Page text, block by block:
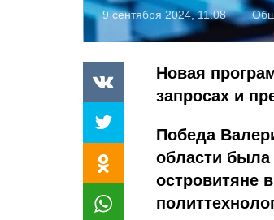
9 сентября 2024, 11:08
Новая
запросах и
Победа
области была
островитяне